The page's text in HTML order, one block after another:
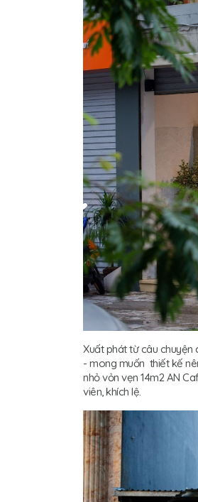
Xuất phát từ câu chuyện
- mong muốn thiết kế
nhỏ vỏn vẹn 14m2 AN
viên, khích lệ.